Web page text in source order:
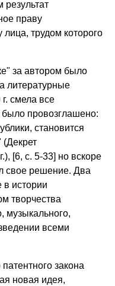
результат
праву
трудом которого
за автором было
литературные
смела все
было провозглашено:
становится
(Декрет
[6, с. 5-33] но вскоре
свое решение. Два
в истории
творчества
музыкального,
всеми
закона
новая идея,